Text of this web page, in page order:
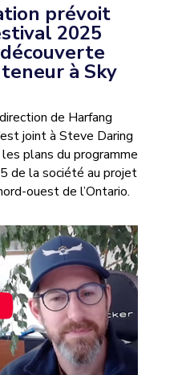
prévoit
2025
à Sky
de Harfang
joint à Steve Daring
plans du programme
de la société au projet
ouest de l’Ontario.